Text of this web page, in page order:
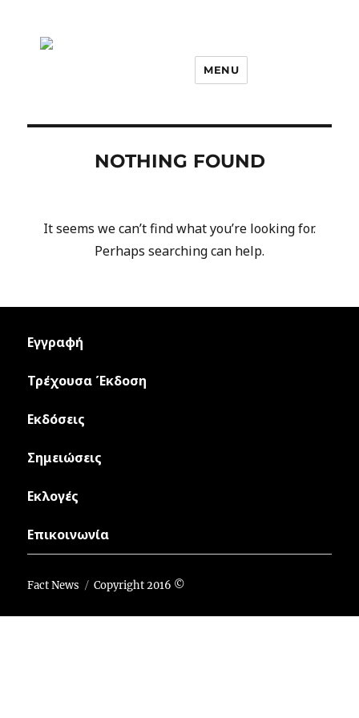
MENU
NOTHING FOUND
It seems we can’t find what you’re looking for.
Perhaps searching can help.
Εγγραφή
Τρέχουσα Έκδοση
Εκδόσεις
Σημειώσεις
Εκλογές
Επικοινωνία
Fact News Copyright 2016 ©